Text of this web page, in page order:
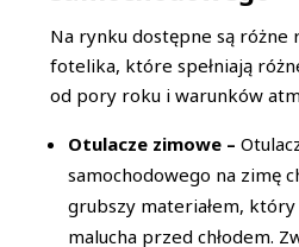
Na rynku dostępne są różne
fotelika, które spełniają
od pory roku i warunków
Otulacze zimowe –
samochodowego na zimę
grubszy materiałem,
malucha przed chłodem.